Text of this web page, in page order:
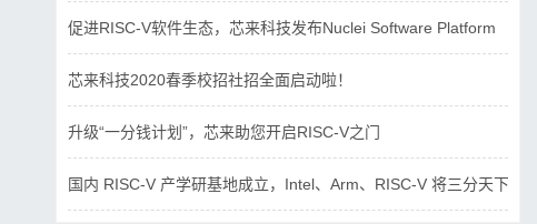
促进RISC-V软件生态，芯来科技发布Nuclei Software Platform
芯来科技2020春季校招社招全面启动啦！
升级“一分钱计划”，芯来助您开启RISC-V之门
国内 RISC-V 产学研基地成立，Intel、Arm、RISC-V 将三分天下？